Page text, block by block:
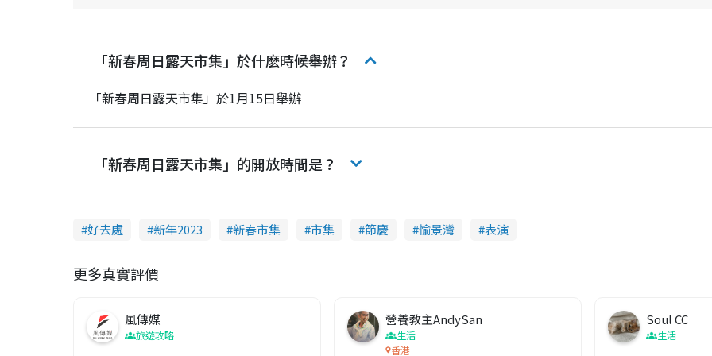
「新春周日露天市集」於什麽時候舉辦？
「新春周日露天市集」於1月15日舉辦
「新春周日露天市集」的開放時間是？
好去處 新年2023 新春市集 市集 節慶 愉景灣 表演
更多真實評價
風傳媒
旅遊攻略
營養教主AndySan
生活
香港
Soul CC
生活